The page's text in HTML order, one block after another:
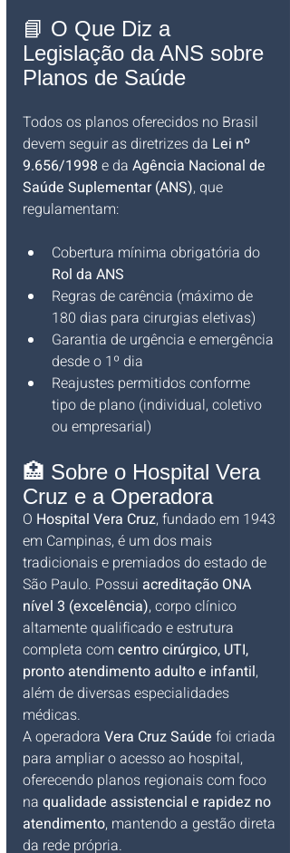
📘 O Que Diz a
Legislação da ANS sobre
Planos de Saúde
Todos os planos oferecidos no Brasil
devem seguir as diretrizes da Lei nº
9.656/1998 e da Agência Nacional de
Saúde Suplementar (ANS), que
regulamentam:
Cobertura mínima obrigatória do
Rol da ANS
Regras de carência (máximo de
180 dias para cirurgias eletivas)
Garantia de urgência e emergência
desde o 1º dia
Reajustes permitidos conforme
tipo de plano (individual, coletivo
ou empresarial)
🏥 Sobre o Hospital Vera
Cruz e a Operadora
O Hospital Vera Cruz, fundado em 1943
em Campinas, é um dos mais
tradicionais e premiados do estado de
São Paulo. Possui acreditação ONA
nível 3 (excelência), corpo clínico
altamente qualificado e estrutura
completa com centro cirúrgico, UTI,
pronto atendimento adulto e infantil,
além de diversas especialidades
médicas.
A operadora Vera Cruz Saúde foi criada
para ampliar o acesso ao hospital,
oferecendo planos regionais com foco
na qualidade assistencial e rapidez no
atendimento, mantendo a gestão direta
da rede própria.